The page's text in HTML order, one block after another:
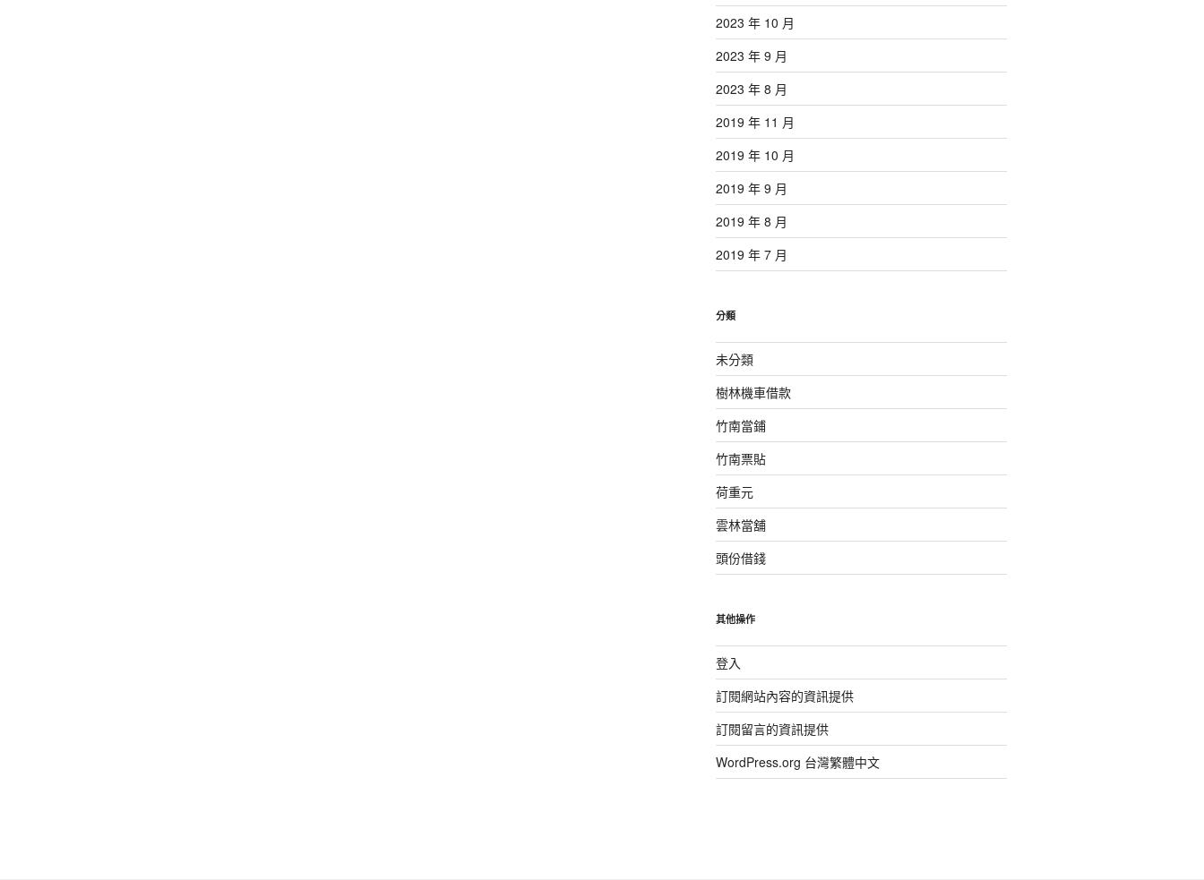
2023 年 10 月
2023 年 9 月
2023 年 8 月
2019 年 11 月
2019 年 10 月
2019 年 9 月
2019 年 8 月
2019 年 7 月
分類
未分類
樹林機車借款
竹南當鋪
竹南票貼
荷重元
雲林當舖
頭份借錢
其他操作
登入
訂閱網站內容的資訊提供
訂閱留言的資訊提供
WordPress.org 台灣繁體中文